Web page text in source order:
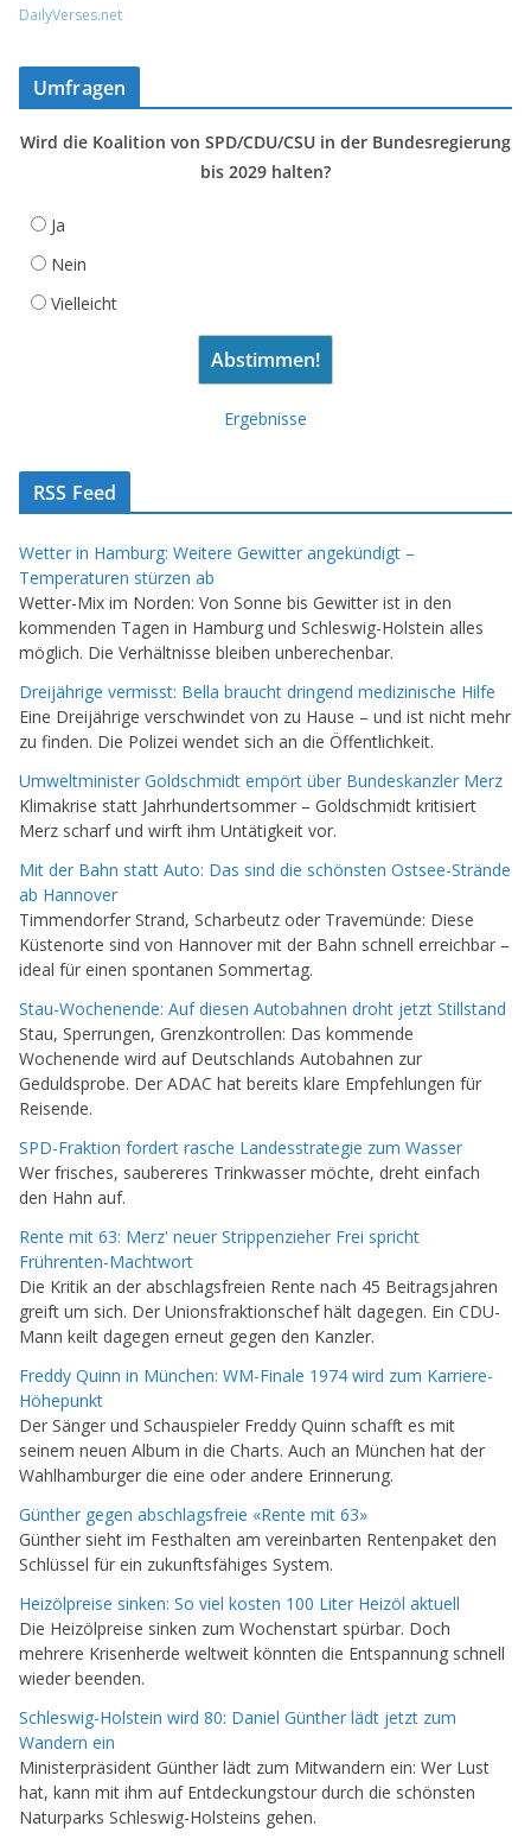
DailyVerses.net
Umfragen
Wird die Koalition von SPD/CDU/CSU in der Bundesregierung
bis 2029 halten?
Ja
Nein
Vielleicht
Ergebnisse
RSS Feed
Wetter in Hamburg: Weitere Gewitter angekündigt –
Temperaturen stürzen ab
Wetter-Mix im Norden: Von Sonne bis Gewitter ist in den
kommenden Tagen in Hamburg und Schleswig-Holstein alles
möglich. Die Verhältnisse bleiben unberechenbar.
Dreijährige vermisst: Bella braucht dringend medizinische Hilfe
Eine Dreijährige verschwindet von zu Hause – und ist nicht mehr
zu finden. Die Polizei wendet sich an die Öffentlichkeit.
Umweltminister Goldschmidt empört über Bundeskanzler Merz
Klimakrise statt Jahrhundertsommer – Goldschmidt kritisiert
Merz scharf und wirft ihm Untätigkeit vor.
Mit der Bahn statt Auto: Das sind die schönsten Ostsee-Strände
ab Hannover
Timmendorfer Strand, Scharbeutz oder Travemünde: Diese
Küstenorte sind von Hannover mit der Bahn schnell erreichbar –
ideal für einen spontanen Sommertag.
Stau-Wochenende: Auf diesen Autobahnen droht jetzt Stillstand
Stau, Sperrungen, Grenzkontrollen: Das kommende
Wochenende wird auf Deutschlands Autobahnen zur
Geduldsprobe. Der ADAC hat bereits klare Empfehlungen für
Reisende.
SPD-Fraktion fordert rasche Landesstrategie zum Wasser
Wer frisches, saubereres Trinkwasser möchte, dreht einfach
den Hahn auf.
Rente mit 63: Merz' neuer Strippenzieher Frei spricht
Frührenten-Machtwort
Die Kritik an der abschlagsfreien Rente nach 45 Beitragsjahren
greift um sich. Der Unionsfraktionschef hält dagegen. Ein CDU-
Mann keilt dagegen erneut gegen den Kanzler.
Freddy Quinn in München: WM-Finale 1974 wird zum Karriere-
Höhepunkt
Der Sänger und Schauspieler Freddy Quinn schafft es mit
seinem neuen Album in die Charts. Auch an München hat der
Wahlhamburger die eine oder andere Erinnerung.
Günther gegen abschlagsfreie «Rente mit 63»
Günther sieht im Festhalten am vereinbarten Rentenpaket den
Schlüssel für ein zukunftsfähiges System.
Heizölpreise sinken: So viel kosten 100 Liter Heizöl aktuell
Die Heizölpreise sinken zum Wochenstart spürbar. Doch
mehrere Krisenherde weltweit könnten die Entspannung schnell
wieder beenden.
Schleswig-Holstein wird 80: Daniel Günther lädt jetzt zum
Wandern ein
Ministerpräsident Günther lädt zum Mitwandern ein: Wer Lust
hat, kann mit ihm auf Entdeckungstour durch die schönsten
Naturparks Schleswig-Holsteins gehen.